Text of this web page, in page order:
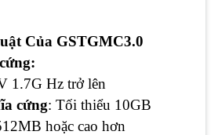
Của GSTGMC3.0
1.7G Hz trở lên
cứng: Tối thiểu 10GB
hoặc cao hơn